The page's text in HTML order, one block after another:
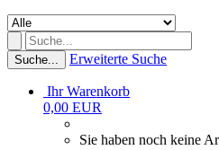
Suche... Erweiterte Suche
Ihr Warenkorb
0,00 EUR
Sie haben noch keine